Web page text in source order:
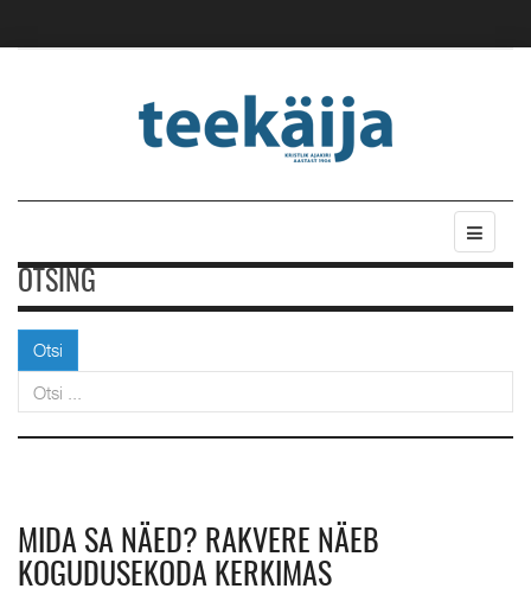
OTSING
Otsi
MIDA SA NÄED? RAKVERE NÄEB
KOGUDUSEKODA KERKIMAS